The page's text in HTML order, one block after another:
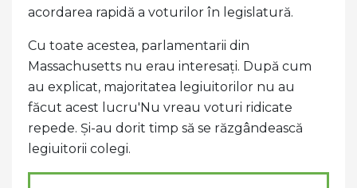
acordarea rapidă a voturilor în legislatură.
Cu toate acestea, parlamentarii din
Massachusetts nu erau interesați. După cum
au explicat, majoritatea legiuitorilor nu au
făcut acest lucru'Nu vreau voturi ridicate
repede. Și-au dorit timp să se răzgândească
legiuitorii colegi.